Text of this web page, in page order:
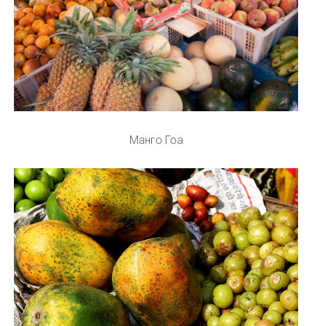
Манго Гоа